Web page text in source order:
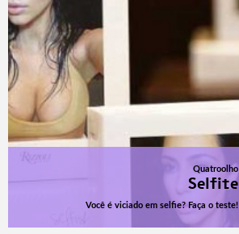
Quatroolho
Selfite
Você é viciado em selfie? Faça o teste!